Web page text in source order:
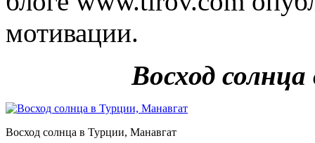
мотивации.
Восход
Восход солнца в Турции, Манавгат